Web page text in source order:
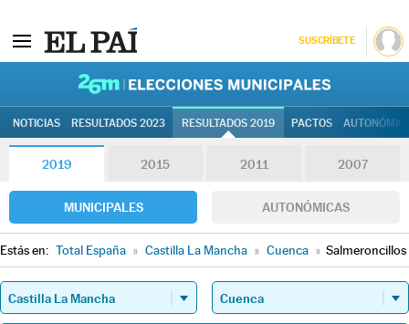
SUSCRÍBETE
NOTICIAS RESULTADOS 2023 RESULTADOS 2019 PACTOS
2019 2015 2011 2007
MUNICIPALES AUTONÓMICAS
Estás en: Total España » Castilla La Mancha » Cuenca » Salmeroncillos